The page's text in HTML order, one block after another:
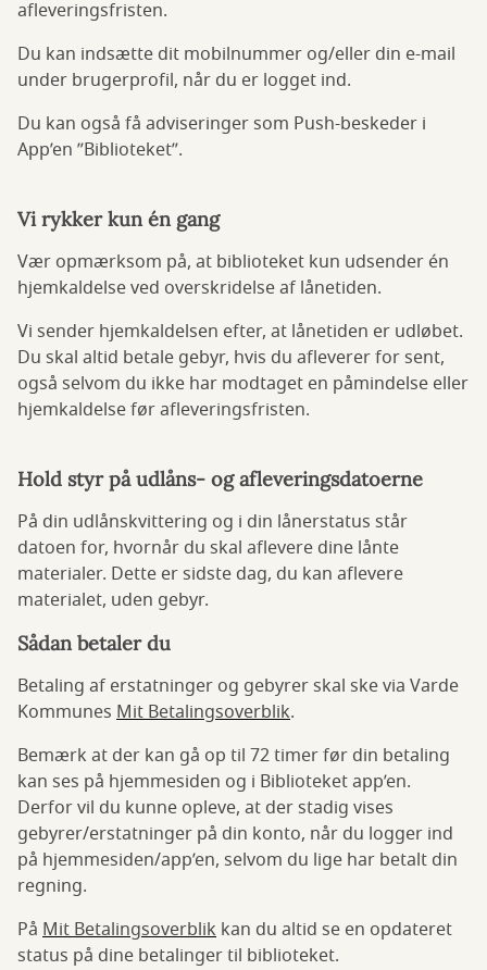
afleveringsfristen.
Du kan indsætte dit mobilnummer og/eller din e-mail
under brugerprofil, når du er logget ind.
Du kan også få adviseringer som Push-beskeder i
App’en ”Biblioteket”.
Vi rykker kun én gang
Vær opmærksom på, at biblioteket kun udsender én
hjemkaldelse ved overskridelse af lånetiden.
Vi sender hjemkaldelsen efter, at lånetiden er udløbet.
Du skal altid betale gebyr, hvis du afleverer for sent,
også selvom du ikke har modtaget en påmindelse eller
hjemkaldelse før afleveringsfristen.
Hold styr på udlåns- og afleveringsdatoerne
På din udlånskvittering og i din lånerstatus står
datoen for, hvornår du skal aflevere dine lånte
materialer. Dette er sidste dag, du kan aflevere
materialet, uden gebyr.
Sådan betaler du
Betaling af erstatninger og gebyrer skal ske via Varde
Kommunes Mit Betalingsoverblik.
Bemærk at der kan gå op til 72 timer før din betaling
kan ses på hjemmesiden og i Biblioteket app’en.
Derfor vil du kunne opleve, at der stadig vises
gebyrer/erstatninger på din konto, når du logger ind
på hjemmesiden/app’en, selvom du lige har betalt din
regning.
På Mit Betalingsoverblik kan du altid se en opdateret
status på dine betalinger til biblioteket.